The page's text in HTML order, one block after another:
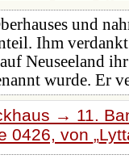
und
Ihm
Neuseeland
wurde. Er
→ 11.
0426, von